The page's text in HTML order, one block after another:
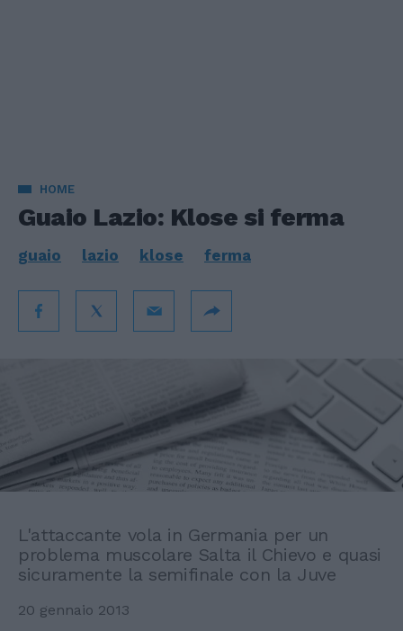
HOME
Guaio Lazio: Klose si ferma
guaio lazio klose ferma
L'attaccante vola in Germania per un
problema muscolare Salta il Chievo e quasi
sicuramente la semifinale con la Juve
20 gennaio 2013